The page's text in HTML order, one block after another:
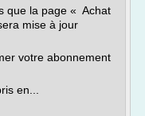
que la page « Achat
mise à jour
votre abonnement
en...